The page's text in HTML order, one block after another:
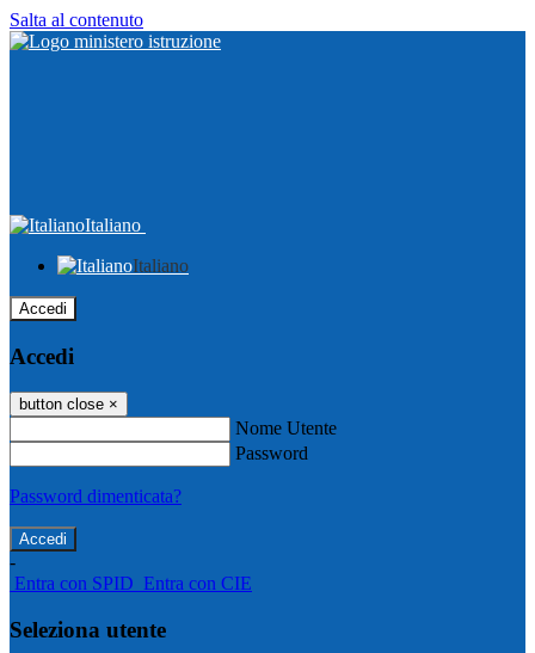
Salta al contenuto
Italiano
Italiano
Accedi
Accedi
button close ×
Nome Utente
Password
Password dimenticata?
-
Entra con SPID Entra con CIE
Seleziona utente